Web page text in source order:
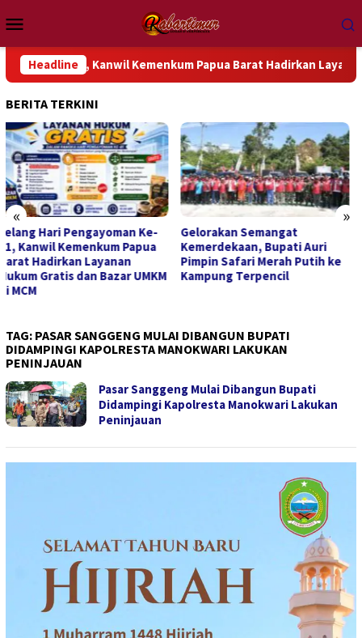
ke
kontenMobile
Headline
81, Kanwil Kemenkum Papua Barat Hadirkan Layanan Hukum
BERITA TERKINI
« »
Gelorakan Semangat
Kemerdekaan, Bupati Auri
Pimpin Safari Merah Putih ke
Kampung Terpencil
Prabowo: Pendidikan Jadi
Fondasi Inovasi dan Daya
Saing Indonesia
TAG: PASAR SANGGENG MULAI DIBANGUN BUPATI
DIDAMPINGI KAPOLRESTA MANOKWARI LAKUKAN
PENINJAUAN
Pasar Sanggeng Mulai Dibangun Bupati
Didampingi Kapolresta Manokwari Lakukan
Peninjauan